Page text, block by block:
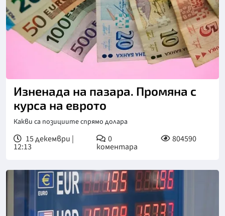
Изненада на пазара. Промяна с
курса на еврото
Какви са позициите спрямо долара
15 декември |
12:13
0
коментара
804590